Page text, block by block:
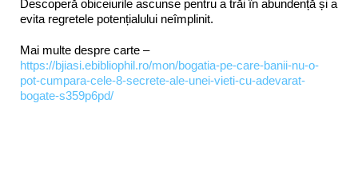
Descoperă obiceiurile ascunse pentru a trăi în abundență și a
evita regretele potențialului neîmplinit.
Mai multe despre carte –
https://bjiasi.ebibliophil.ro/mon/bogatia-pe-care-banii-nu-o-
pot-cumpara-cele-8-secrete-ale-unei-vieti-cu-adevarat-
bogate-s359p6pd/